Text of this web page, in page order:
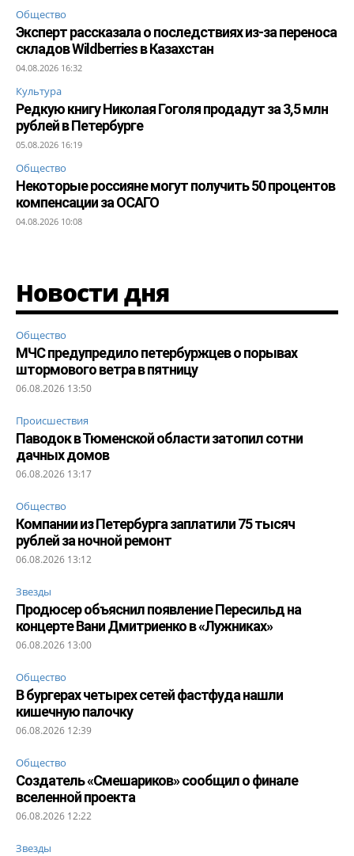
Общество
Эксперт рассказала о последствиях из-за переноса
складов Wildberries в Казахстан
04.08.2026 16:32
Культура
Редкую книгу Николая Гоголя продадут за 3,5 млн
рублей в Петербурге
05.08.2026 16:19
Общество
Некоторые россияне могут получить 50 процентов
компенсации за ОСАГО
04.08.2026 10:08
Новости дня
Общество
МЧС предупредило петербуржцев о порывах
штормового ветра в пятницу
06.08.2026 13:50
Происшествия
Паводок в Тюменской области затопил сотни
дачных домов
06.08.2026 13:17
Общество
Компании из Петербурга заплатили 75 тысяч
рублей за ночной ремонт
06.08.2026 13:12
Звезды
Продюсер объяснил появление Пересильд на
концерте Вани Дмитриенко в «Лужниках»
06.08.2026 13:00
Общество
В бургерах четырех сетей фастфуда нашли
кишечную палочку
06.08.2026 12:39
Общество
Создатель «Смешариков» сообщил о финале
вселенной проекта
06.08.2026 12:22
Звезды